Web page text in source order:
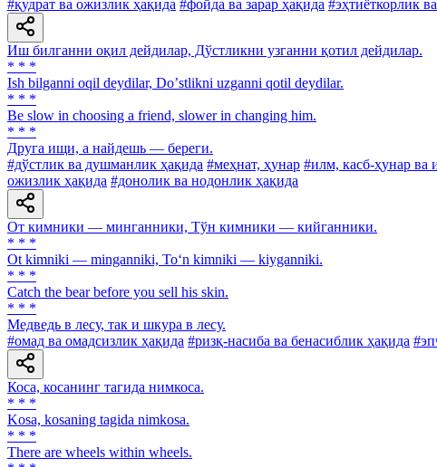
#қудрат ва ожизлик ҳақида #фойда ва зарар ҳақида #эҳтиёткорлик
Иш билганни оқил дейдилар, Дўстликни узганни қотил дейдилар.
* * *
Ish bilganni oqil deydilar, Doʼstlikni uzganni qotil deydilar.
* * *
Be slow in choosing a friend, slower in changing him.
* * *
Друга ищи, а найдешь — береги.
#дўстлик ва душманлик ҳақида #меҳнат, ҳунар #илм, касб-ҳунар ва
ожизлик ҳақида #донолик ва нодонлик ҳақида
От кимники — минганники, Тўн кимники — кийганники.
* * *
Ot kimniki — minganniki, To‘n kimniki — kiyganniki.
* * *
Catch the bear before you sell his skin.
* * *
Медведь в лесу, так и шкура в лесу.
#омад ва омадсизлик ҳақида #ризқ-насиба ва бенасиблик ҳақида
Коса, косанинг тагида нимкоса.
* * *
Kosa, kosaning tagida nimkosa.
* * *
There are wheels within wheels.